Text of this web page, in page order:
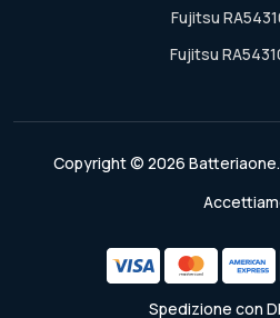
Fujitsu
Fujitsu
Copyright © 2026
Spedizione con